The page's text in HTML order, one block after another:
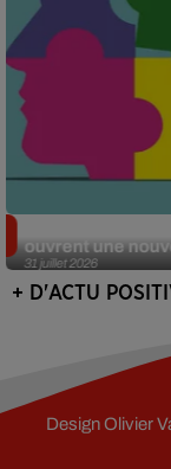
31 juillet 2026
ouvrent une
+ D'ACTU
DesignOlivier